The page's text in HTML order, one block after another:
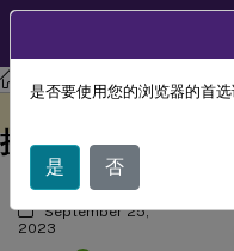
Session Recording
配置与
接
September 25,
2023
是否要使用您的浏览器的首
是 否